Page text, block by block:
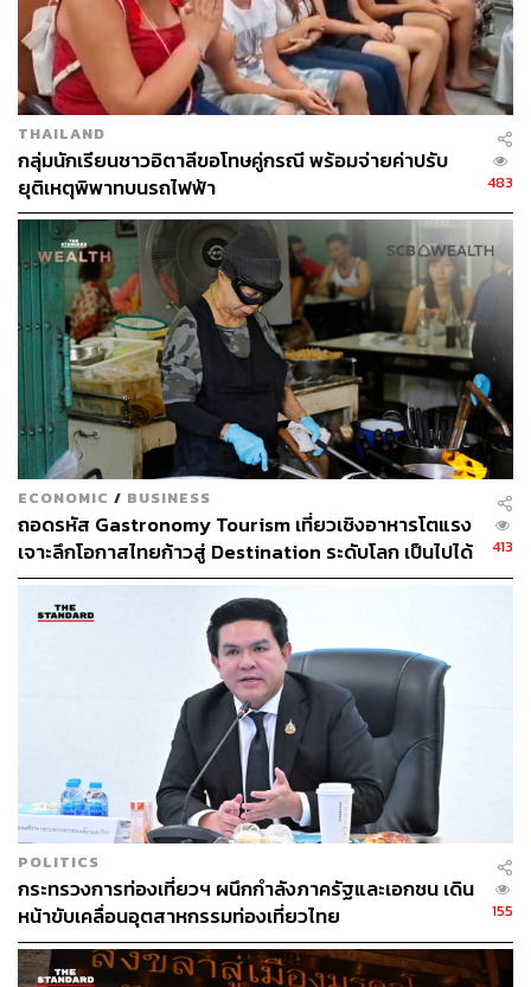
TAGS: พระบรมมหาราชวัง
การท่องเที่ยว
วัดพระแก้ว นักท่องเที่ยวต่างชาติ
ABOUT THE AUTHOR
กองบรรณาธิการ THE STANDARD
ABOUT THE PHOTOGRAPHER
THAILAND
กลุ่มนักเรียนชาวอิตาลีขอโทษคู่กรณี พร้อมจ่ายค่าปรับ
ยุติเหตุพิพาทบนรถไฟฟ้า
483
ECONOMIC / BUSINESS
ถอดรหัส Gastronomy Tourism เที่ยวเชิงอาหารโตแรง
เจาะลึกโอกาสไทยก้าวสู่ Destination ระดับโลก เป็นไปได้
แค่ไหน
413
POLITICS
กระทรวงการท่องเที่ยวฯ ผนึกกำลังภาครัฐและเอกชน เดิน
หน้าขับเคลื่อนอุตสาหกรรมท่องเที่ยวไทย
155